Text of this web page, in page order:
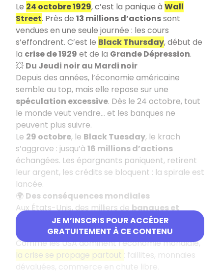
JE M’INSCRIS POUR ACCÉDER
GRATUITEMENT À CE CONTENU
Le 24 octobre 1929, c’est la panique à Wall
Street. Près de 13 millions d’actionssont
vendues en une seule journée : les cours
s’effondrent. C’est le Black Thursday, début de
la crise de 1929 et de la Grande Dépression.
💥 Du Jeudi noir au Mardi noir
Depuis des années, l’économie américaine
semble au top, mais elle repose sur une
spéculation excessive. Dès le 24 octobre, tout
le monde veut vendre… et les banques ne
peuvent plus suivre.
Le 29 octobre, le Black Tuesday, le krach
s’aggrave : jusqu’à 16 millions d’actions
échangées. Les épargnants paniquent, retirent
leur argent, les crédits se bloquent : la spirale est
lancée.
🌍 Des conséquences mondiales
Aux États-Unis, des milliers de banques et
d’entreprises ferment, lechômage explose
(jusqu’à 12 millions de chômeurs en 1932).
Comme les USA dominent l’économie mondiale,
la crise se propage partout : faillites, monnaies
dévaluées, commerce en chute libre.